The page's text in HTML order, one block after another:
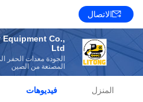
الاتصال
Co.,
Ltd
الجودة معدات الحفر
المصنعة من الصين
المنزل فيديوهات